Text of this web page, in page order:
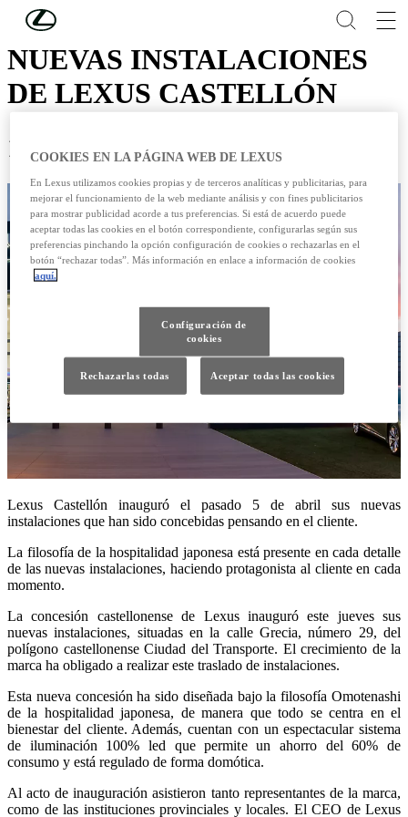
Skip to Main Content
NUEVAS INSTALACIONES
DE LEXUS CASTELLÓN
12 /04 / 2018
Lexus Castellón inauguró el pasado 5 de abril sus nuevas
instalaciones que han sido concebidas pensando en el cliente.
La filosofía de la hospitalidad japonesa está presente en cada detalle
de las nuevas instalaciones, haciendo protagonista al cliente en cada
momento.
La concesión castellonense de Lexus inauguró este jueves sus
nuevas instalaciones, situadas en la calle Grecia, número 29, del
polígono castellonense Ciudad del Transporte. El crecimiento de la
marca ha obligado a realizar este traslado de instalaciones.
Esta nueva concesión ha sido diseñada bajo la filosofía Omotenashi
de la hospitalidad japonesa, de manera que todo se centra en el
bienestar del cliente. Además, cuentan con un espectacular sistema
de iluminación 100% led que permite un ahorro del 60% de
consumo y está regulado de forma domótica.
Al acto de inauguración asistieron tanto representantes de la marca,
como de las instituciones provinciales y locales. El CEO de Lexus
COOKIES EN LA PÁGINA WEB DE LEXUS
En Lexus utilizamos cookies propias y de terceros analíticas y publicitarias, para
mejorar el funcionamiento de la web mediante análisis y con fines publicitarios
para mostrar publicidad acorde a tus preferencias. Si está de acuerdo puede
aceptar todas las cookies en el botón correspondiente, configurarlas según sus
preferencias pinchando la opción configuración de cookies o rechazarlas en el
botón “rechazar todas”. Más información en enlace a información de cookies
aquí.
Configuración de
cookies
Rechazarlas todas Aceptar todas las cookies